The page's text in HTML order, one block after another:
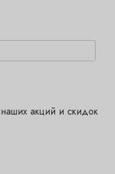
акций и скидок